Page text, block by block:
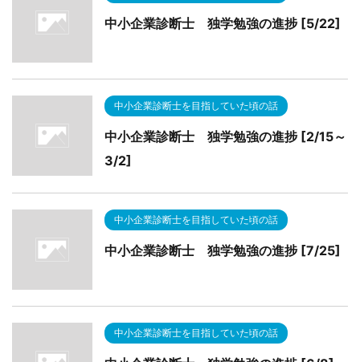
中小企業診断士 独学勉強の進捗 [5/22]
中小企業診断士を目指していた頃の話
中小企業診断士 独学勉強の進捗 [2/15～
3/2]
中小企業診断士を目指していた頃の話
中小企業診断士 独学勉強の進捗 [7/25]
中小企業診断士を目指していた頃の話